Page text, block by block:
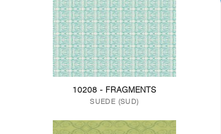
10208 - FRAGMENTS
SUEDE (SUD)